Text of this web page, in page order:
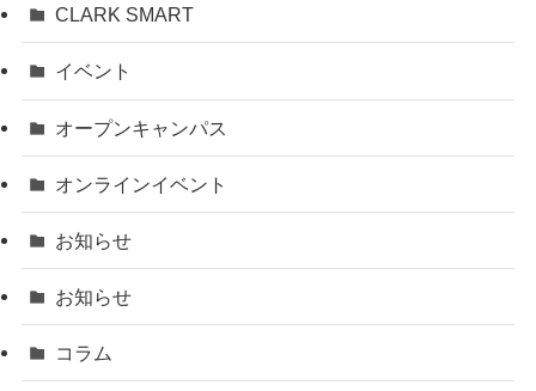
CLARK SMART
イベント
オープンキャンパス
オンラインイベント
お知らせ
お知らせ
コラム